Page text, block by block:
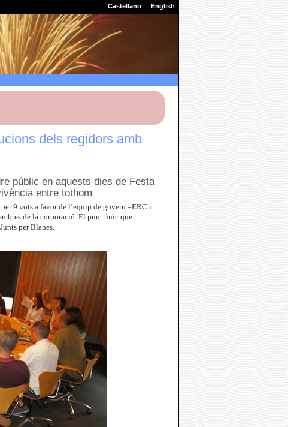
Castellano English
dels regidors amb
públic en aquests dies de Festa
entre tothom
9 vots a favor de l’equip de govern –ERC i
de la corporació. El punt únic que
per Blanes.